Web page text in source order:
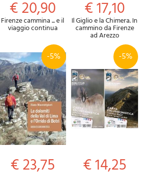
€ 20,90
Firenze cammina ... e il
viaggio continua
€ 17,10
Il Giglio e la Chimera. In
cammino da Firenze
ad Arezzo
-5%
€ 23,75
-5%
€ 14,25